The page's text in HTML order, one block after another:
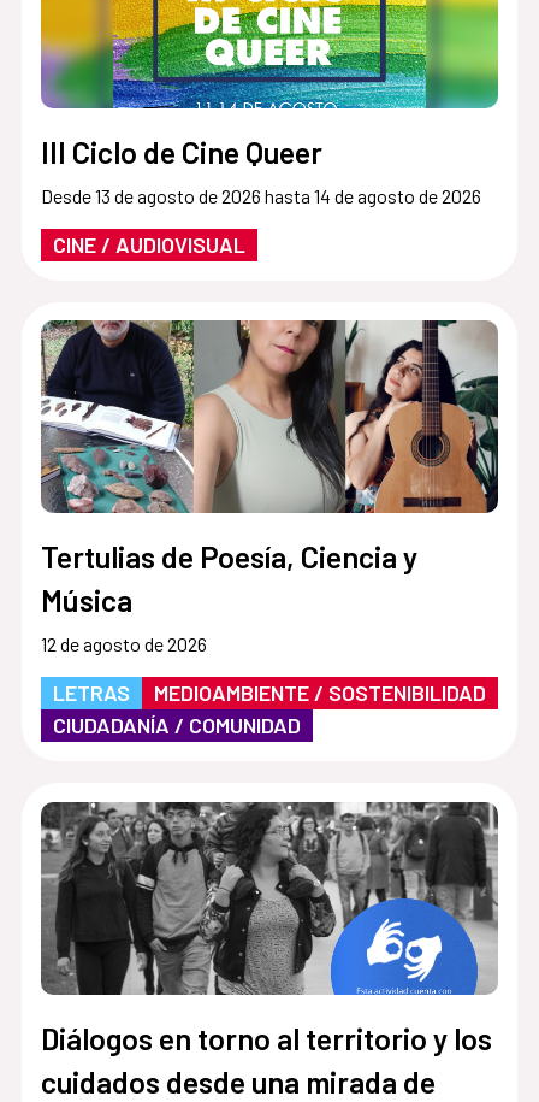
III Ciclo de Cine Queer
Desde 13 de agosto de 2026 hasta 14 de agosto de 2026
CINE / AUDIOVISUAL
Tertulias de Poesía, Ciencia y
Música
12 de agosto de 2026
LETRAS
MEDIOAMBIENTE / SOSTENIBILIDAD
CIUDADANÍA / COMUNIDAD
Diálogos en torno al territorio y los
cuidados desde una mirada de